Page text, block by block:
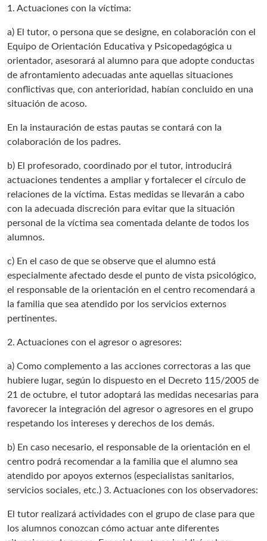
1. Actuaciones con la víctima:
a) El tutor, o persona que se designe, en colaboración con el
Equipo de Orientación Educativa y Psicopedagógica u
orientador, asesorará al alumno para que adopte conductas
de afrontamiento adecuadas ante aquellas situaciones
conflictivas que, con anterioridad, habían concluido en una
situación de acoso.
En la instauración de estas pautas se contará con la
colaboración de los padres.
b) El profesorado, coordinado por el tutor, introducirá
actuaciones tendentes a ampliar y fortalecer el círculo de
relaciones de la víctima. Estas medidas se llevarán a cabo
con la adecuada discreción para evitar que la situación
personal de la víctima sea comentada delante de todos los
alumnos.
c) En el caso de que se observe que el alumno está
especialmente afectado desde el punto de vista psicológico,
el responsable de la orientación en el centro recomendará a
la familia que sea atendido por los servicios externos
pertinentes.
2. Actuaciones con el agresor o agresores:
a) Como complemento a las acciones correctoras a las que
hubiere lugar, según lo dispuesto en el Decreto 115/2005 de
21 de octubre, el tutor adoptará las medidas necesarias para
favorecer la integración del agresor o agresores en el grupo
respetando los intereses y derechos de los demás.
b) En caso necesario, el responsable de la orientación en el
centro podrá recomendar a la familia que el alumno sea
atendido por apoyos externos (especialistas sanitarios,
servicios sociales, etc.) 3. Actuaciones con los observadores:
El tutor realizará actividades con el grupo de clase para que
los alumnos conozcan cómo actuar ante diferentes